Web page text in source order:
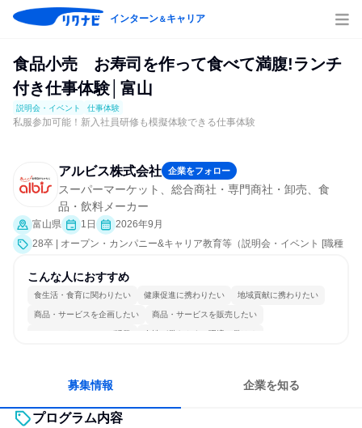
インターン＆キャリア
食品小売 お寿司を作って食べて満腹!ランチ
付き仕事体験│富山
説明会・イベント 仕事体験
私服参加可能！新入社員研修も模擬体験できる仕事体験
アルビス株式会社 企業をフォロー
スーパーマーケット、総合商社・専門商社・卸売、食
品・飲料メーカー
富山県 1日
2026年9月
28卒 | オープン・カンパニー&キャリア教育等（説明会・イベント [職種
こんな人におすすめ
食生活・食育に関わりたい 健康促進に携わりたい 地域貢献に携わりたい
商品・サービスを企画したい 商品・サービスを販売したい
コミュニケーションが活発 女性が働きやすい環境で働ける
募集情報 企業を知る
プログラム内容